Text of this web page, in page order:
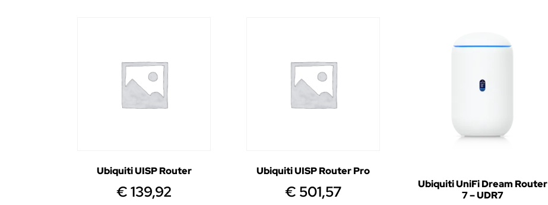
Ubiquiti UISP Router
€139,92
Ubiquiti UISP Router Pro
€ 501,57
Ubiquiti UniFi Dream Router
7 – UDR7